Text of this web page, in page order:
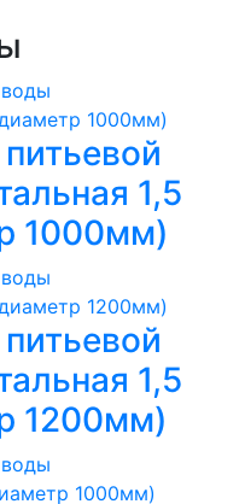
1,5
1000мм)
1,5
1200мм)